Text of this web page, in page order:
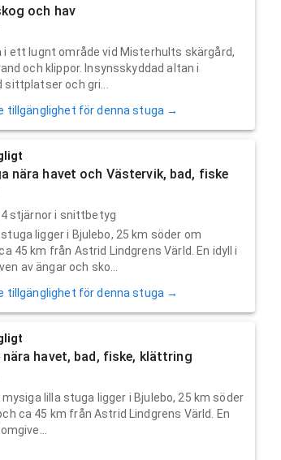
och hav
i ett lugnt område vid Misterhults skärgård,
och klippor. Insynsskyddad altan i
sittplatser och gri...
tillgänglighet för denna stuga →
nära havet och Västervik, bad, fiske
4stjärnor i snittbetyg
ligger i Bjulebo, 25 km söder om
45 km från Astrid Lindgrens Värld. En idyll i
av ängar och sko...
tillgänglighet för denna stuga →
havet, bad, fiske, klättring
mysiga lilla stuga ligger i Bjulebo, 25 km söder
ca 45 km från Astrid Lindgrens Värld. En